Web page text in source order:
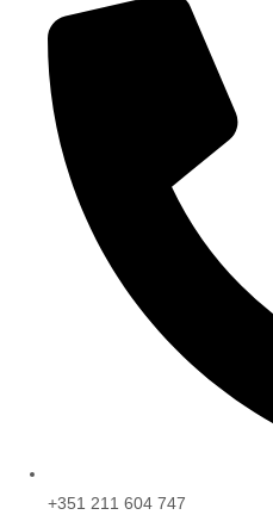
+351 211 604 747